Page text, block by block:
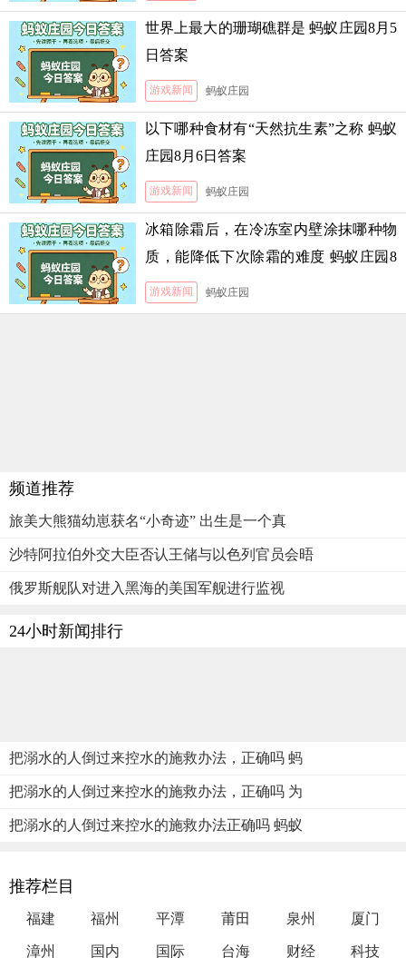
世界上最大的珊瑚礁群是 蚂蚁庄园8月5
日答案
游戏新闻 蚂蚁庄园
以下哪种食材有“天然抗生素”之称 蚂蚁
庄园8月6日答案
游戏新闻 蚂蚁庄园
冰箱除霜后，在冷冻室内壁涂抹哪种物
质，能降低下次除霜的难度 蚂蚁庄园8
月5日答案
游戏新闻 蚂蚁庄园
频道推荐
旅美大熊猫幼崽获名“小奇迹” 出生是一个真
沙特阿拉伯外交大臣否认王储与以色列官员会晤
俄罗斯舰队对进入黑海的美国军舰进行监视
24小时新闻排行
把溺水的人倒过来控水的施救办法，正确吗 蚂
把溺水的人倒过来控水的施救办法，正确吗 为
把溺水的人倒过来控水的施救办法正确吗 蚂蚁
推荐栏目
福建 福州 平潭 莆田 泉州 厦门
漳州 国内 国际 台海 财经 科技